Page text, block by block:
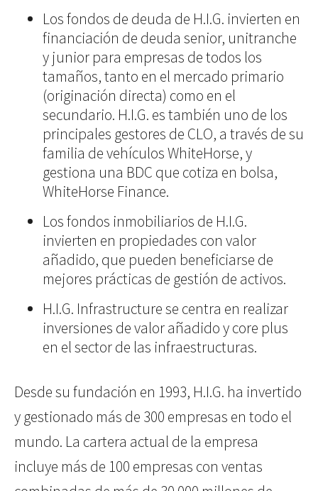
Los fondos de deuda de H.I.G. invierten en
financiación de deuda senior, unitranche
y junior para empresas de todos los
tamaños, tanto en el mercado primario
(originación directa) como en el
secundario. H.I.G. es también uno de los
principales gestores de CLO, a través de su
familia de vehículos WhiteHorse, y
gestiona una BDC que cotiza en bolsa,
WhiteHorse Finance.
Los fondos inmobiliarios de H.I.G.
invierten en propiedades con valor
añadido, que pueden beneficiarse de
mejores prácticas de gestión de activos.
H.I.G. Infrastructure se centra en realizar
inversiones de valor añadido y core plus
en el sector de las infraestructuras.
Desde su fundación en 1993, H.I.G. ha invertido
y gestionado más de 300 empresas en todo el
mundo. La cartera actual de la empresa
incluye más de 100 empresas con ventas